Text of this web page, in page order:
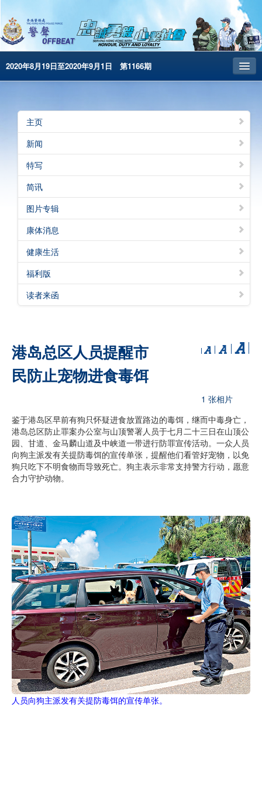
2020年8月19日至2020年9月1日 第1166期
昔日警声
警务处主页
繁體版
English
电子书版
主页
新闻
特写
简讯
图片专辑
康体消息
健康生活
福利版
读者来函
港岛总区人员提醒市
民防止宠物进食毒饵
1 张相片
鉴于港岛区早前有狗只怀疑进食放置路边的毒饵，继而中毒身亡，
港岛总区防止罪案办公室与山顶警署人员于七月二十三日在山顶公
园、甘道、金马麟山道及中峡道一带进行防罪宣传活动。一众人员
向狗主派发有关提防毒饵的宣传单张，提醒他们看管好宠物，以免
狗只吃下不明食物而导致死亡。狗主表示非常支持警方行动，愿意
合力守护动物。
人员向狗主派发有关提防毒饵的宣传单张。